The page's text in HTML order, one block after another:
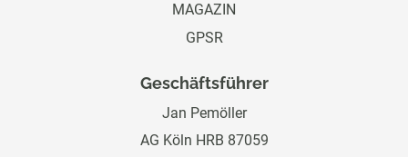
MAGAZIN
GPSR
Geschäftsführer
Jan Pemöller
AG Köln HRB 87059